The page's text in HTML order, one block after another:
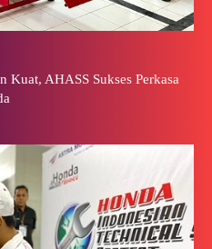
Kuat, AHASS Sukses Perkasa